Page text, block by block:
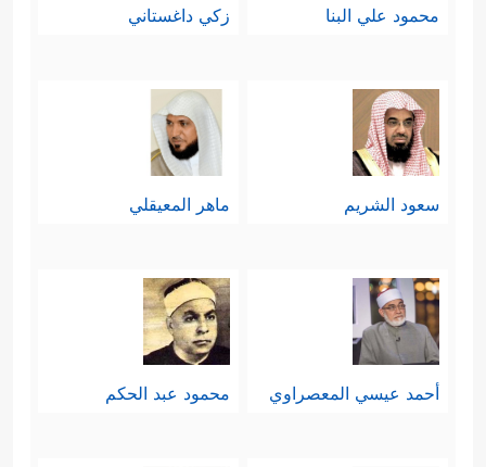
محمود علي البنا زكي داغستاني
سعود الشريم ماهر المعيقلي
أحمد عيسي المعصراوي محمود عبد الحكم